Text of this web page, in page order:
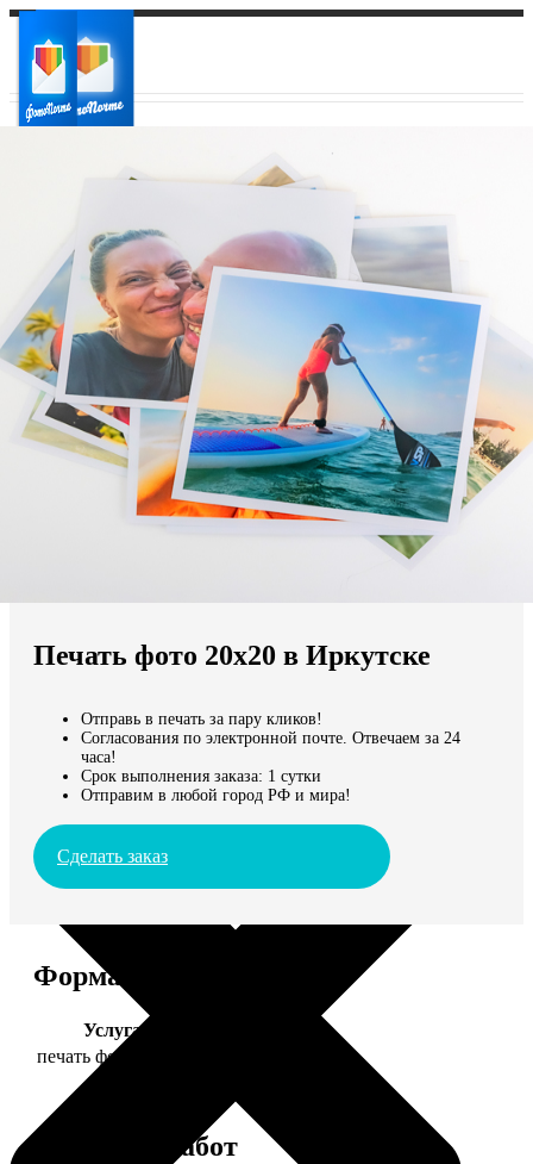
Ваш регион доставки
Выберите из списка:
Мы доставляем по всему миру
Продолжить без города
Печать фото 20х20 в Иркутске
Отправь в печать за пару кликов!
Согласования по электронной почте. Отвечаем за 24
часа!
Срок выполнения заказа: 1 сутки
Отправим в любой город РФ и мира!
Сделать заказ
Форматы и цены
Услуга
печать фото 20х20
Примеры работ